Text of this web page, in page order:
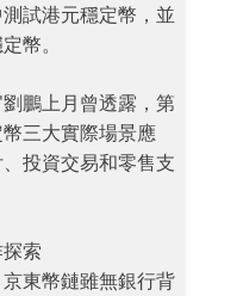
試港元穩定幣，並
幣。
鵬上月曾透露，第
三大實際場景應
投資交易和零售支
索
東幣鏈雖無銀行背